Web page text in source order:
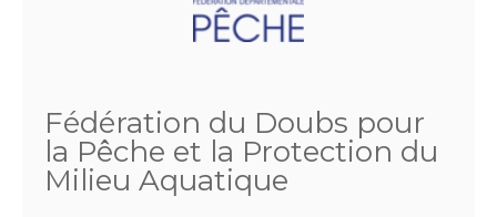
Fédération du Doubs pour
la Pêche et la Protection du
Milieu Aquatique